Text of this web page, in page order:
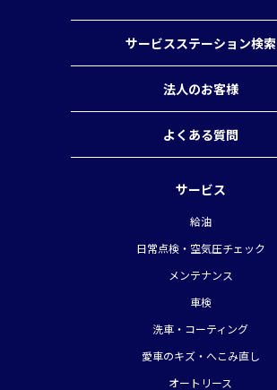
サービスステーション検索
法人のお客様
よくある質問
サービス
給油
日常点検・空気圧チェック
メンテナンス
車検
洗車・コーティング
愛車のキズ・へこみ直し
オートリース